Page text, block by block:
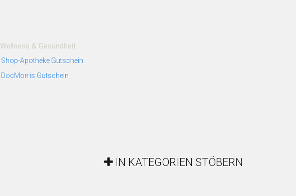
Wellness & Gesundheit
Shop-Apotheke Gutschein
DocMorris Gutschein
IN KATEGORIEN STÖBERN